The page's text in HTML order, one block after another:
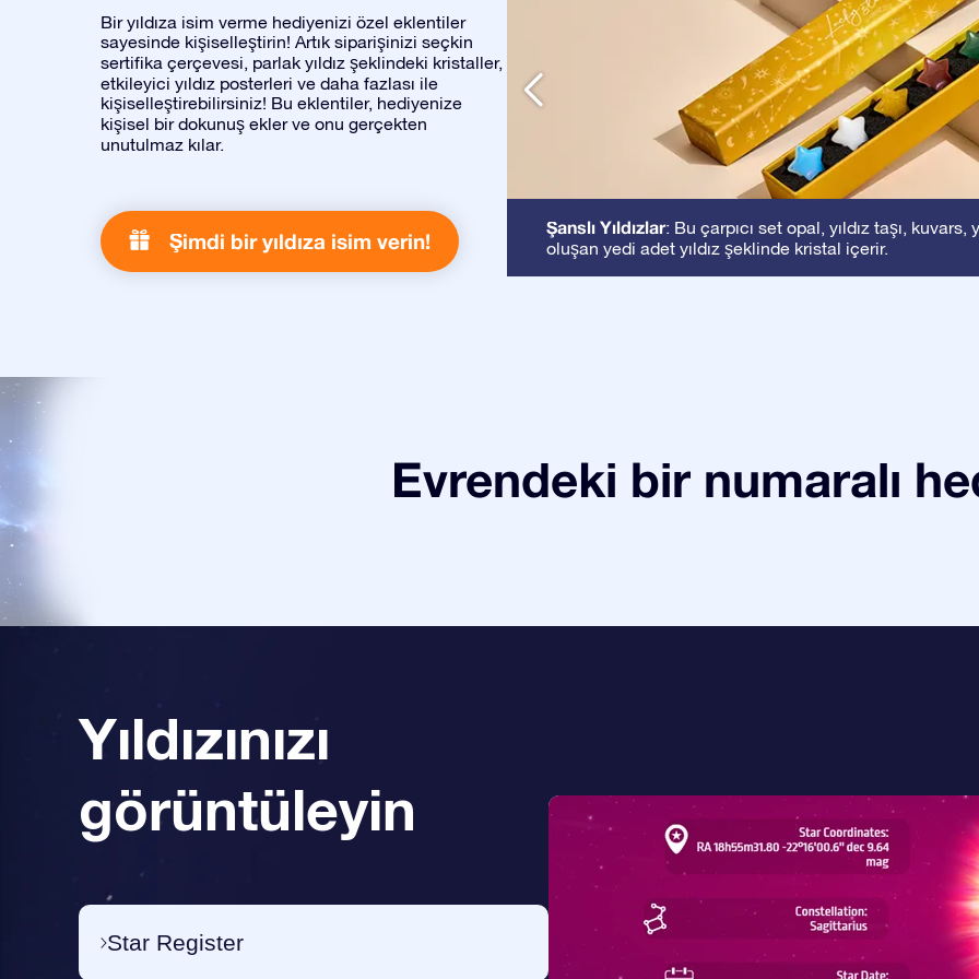
Bir yıldıza isim verme hediyenizi özel eklentiler
sayesinde kişiselleştirin! Artık siparişinizi seçkin
sertifika çerçevesi, parlak yıldız şeklindeki kristaller,
etkileyici yıldız posterleri ve daha fazlası ile
kişiselleştirebilirsiniz! Bu eklentiler, hediyenize
kişisel bir dokunuş ekler ve onu gerçekten
unutulmaz kılar.
Şimdi bir yıldıza isim verin!
Şanslı Yıldızlar: Bu çarpıcı set opal, yıldız taşı,
oluşan yedi adet yıldız şeklinde kristal içerir.
Evrendeki bir numaralı
Yıldızınızı
görüntüleyin
Star Register